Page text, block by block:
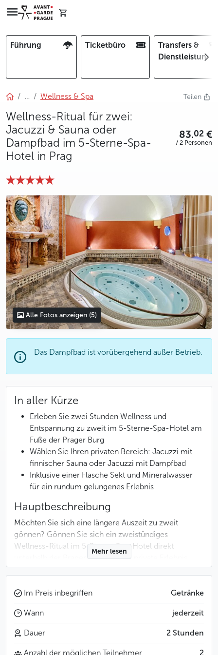
Führung Ticketbüro
Transfers &
… Wellness & Spa Teilen
Wellness-Ritual für zwei:
Jacuzzi & Sauna oder
Dampfbad im 5-Sterne-Spa-
Hotel in Prag
83.02 €
/ 2 Personen
photo 5
Alle Fotos anzeigen (5)
Das Dampfbad ist vorübergehend außer Betrieb.
In aller Kürze
Erleben Sie zwei Stunden Wellness und
Entspannung zu zweit im 5-Sterne-Spa-Hotel am
Fuße der Prager Burg
Wählen Sie Ihren privaten Bereich: Jacuzzi mit
finnischer Sauna oder Jacuzzi mit Dampfbad
Inklusive einer Flasche Sekt und Mineralwasser
für ein rundum gelungenes Erlebnis
Hauptbeschreibung
Möchten Sie sich eine längere Auszeit zu zweit
gönnen? Gönnen Sie sich ein zweistündiges
Wellness-Ritual im 5-Sterne-Spa-Hotel direkt
unterhalb der Prager Burg. Dieses private Erlebnis
kombiniert zwei Wellnessbereiche – einen Jacuzzi in
Dampfbad in einem historischen Keller aus dem 15.
Jahrhundert.
Jacuzzi (Römisches Bad)
Tauchen Sie ein in ein Ambiente, das von den antiken
Mehr lesen
Im Preis inbegriffen Getränke
Wann jederzeit
Dauer 2 Stunden
Anzahl der möglichen Teilnehmer 2